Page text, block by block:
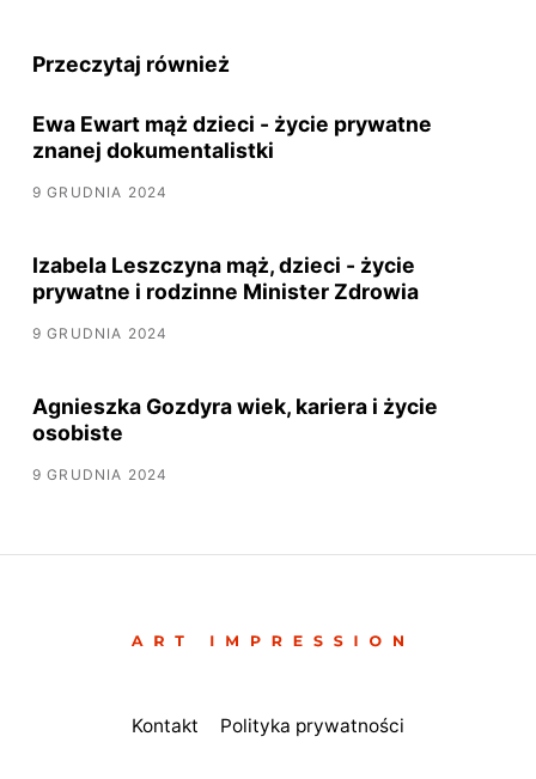
Przeczytaj również
Ewa Ewart mąż dzieci - życie prywatne
znanej dokumentalistki
9 GRUDNIA 2024
Izabela Leszczyna mąż, dzieci - życie
prywatne i rodzinne Minister Zdrowia
9 GRUDNIA 2024
Agnieszka Gozdyra wiek, kariera i życie
osobiste
9 GRUDNIA 2024
Kontakt Polityka prywatności